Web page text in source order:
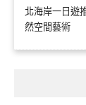
北海岸一日遊
然空間藝術